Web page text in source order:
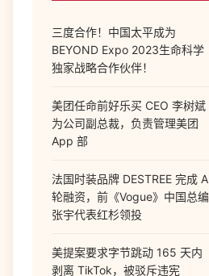
三度合作！中国太平成为
BEYOND Expo 2023生命科学
独家战略合作伙伴！
美团任命前好乐买 CEO 李树斌
为公司副总裁，负责管理美团
App 部
法国时装品牌 DESTREE 完成 A
轮融资，前《Vogue》中国总编
张宇代表红杉领投
美提案要求字节跳动 165 天内
剥离 TikTok，被驳斥违宪